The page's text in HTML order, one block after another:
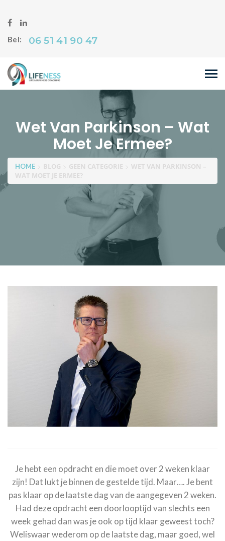
Bel: 06 51 41 90 47
Wet Van Parkinson – Wat
Moet Je Ermee?
HOME BLOG GEEN CATEGORIE
WET VAN PARKINSON –
WAT MOET JE ERMEE?
Je hebt een opdracht en die moet over 2 weken klaar
zijn! Dat lukt je binnen de gestelde tijd. Maar…. Je bent
pas klaar op de laatste dag van de aangegeven 2 weken.
Had deze opdracht een doorlooptijd van slechts een
week gehad dan was je ook op tijd klaar geweest toch?
Weliswaar wederom op de laatste dag, maar goed, wel